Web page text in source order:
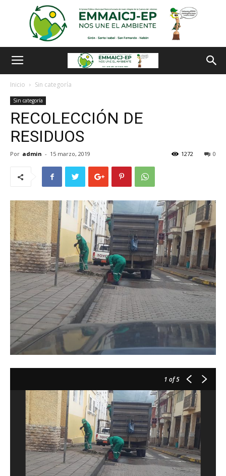
Inicio Sin categoría
Sin categoría
RECOLECCIÓN DE
RESIDUOS
Por admin - 15 marzo, 2019 0
1272
1 of 5